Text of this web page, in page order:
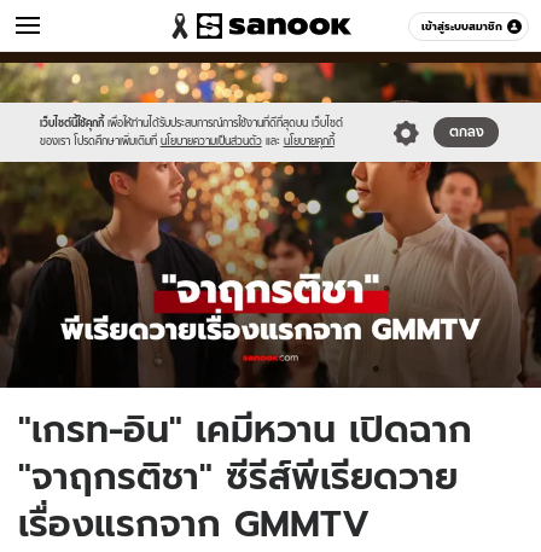
เข้าสู่ระบบสมาชิก
หนัง-ละคร หมวดอื่นๆ
เว็บไซต์นี้ใช้คุกกี้ เพื่อให้ท่านได้รับประสบการณ์การใช้งานที่ดีที่สุดบน เว็บไซต์
ของเรา โปรดศึกษาเพิ่มเติมที่ นโยบายความเป็นส่วนตัว และ นโยบายคุกกี้
ตกลง
Sanook
//s.isanook.com/sr/0/images/logo-
new-
sanook.png
600
60
//s.isanook.com/mv/0/ud/36/182275/new-
thumbnail1200x720-
v2(33).jpg
"เกรท-อิน" เคมีหวาน เปิดฉาก
"จาฤกรติชา" ซีรีส์พีเรียดวาย
เรื่องแรกจาก GMMTV